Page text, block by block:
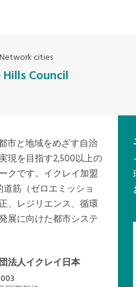
Network cities
Council
市と地域をめざす自治
現を目指す2,500以上の
クです。イクレイ加盟
筋（ゼロエミッショ
、レジリエンス、循環
展に向けた都市システ
法人イクレイ日本